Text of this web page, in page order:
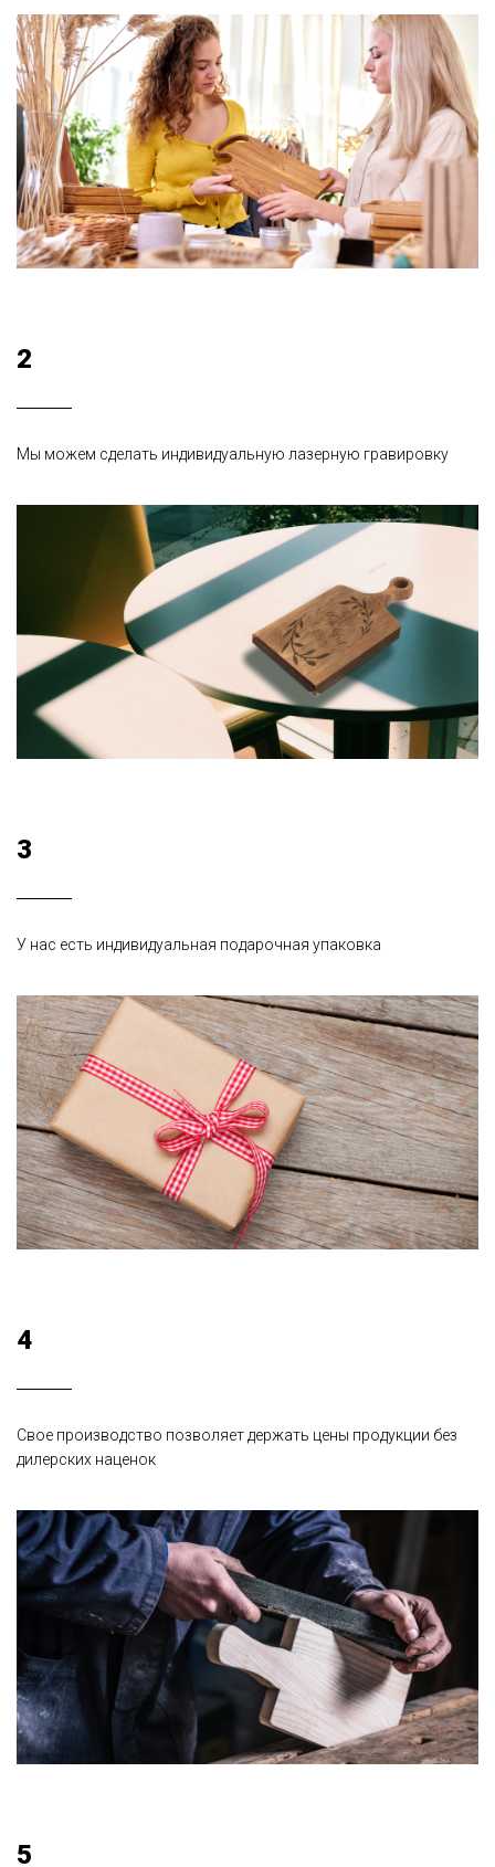
2
Мы можем сделать индивидуальную лазерную гравировку
3
У нас есть индивидуальная подарочная упаковка
4
Свое производство позволяет держать цены продукции без
дилерских наценок
5